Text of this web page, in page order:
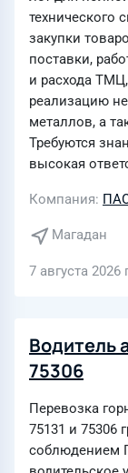
технического
закупки
поставки,
и расхода
реализацию
металлов, а
Требуются
высокая
Компания
Магадан
7 августа 2026
Водитель
75306
Перевозка
75131 и 75306
соблюдением